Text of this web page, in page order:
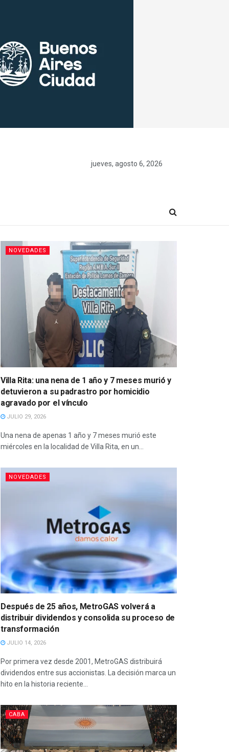
jueves, agosto 6, 2026
NOVEDADES
Villa Rita: una nena de 1 año y 7 meses murió y
detuvieron a su padrastro por homicidio
agravado por el vínculo
JULIO 29, 2026
Una nena de apenas 1 año y 7 meses murió este
miércoles en la localidad de Villa Rita, en un...
NOVEDADES
Después de 25 años, MetroGAS volverá a
distribuir dividendos y consolida su proceso de
transformación
JULIO 14, 2026
Por primera vez desde 2001, MetroGAS distribuirá
dividendos entre sus accionistas. La decisión marca un
hito en la historia reciente...
CABA